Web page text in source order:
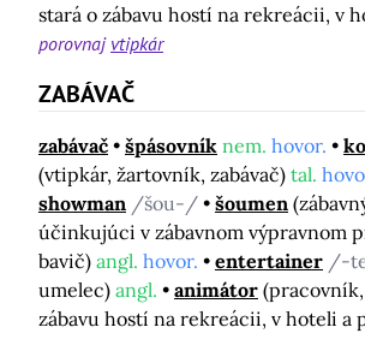
stará o zábavu hostí na rekreácii, v
porovnaj vtipkár
ZABÁVAČ
zabávač špásovník nem. hovor.
(vtipkár, žartovník, zabávač) tal.
showman /šou-/ šoumen
účinkujúci v zábavnom výpravnom
bavič) angl. hovor. entertainer /-
umelec) angl. animátor
zábavu hostí na rekreácii, v hoteli a